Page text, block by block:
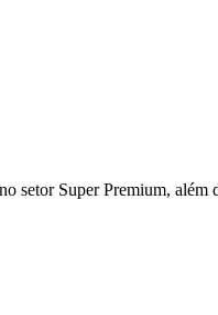
setor Super Premium, além